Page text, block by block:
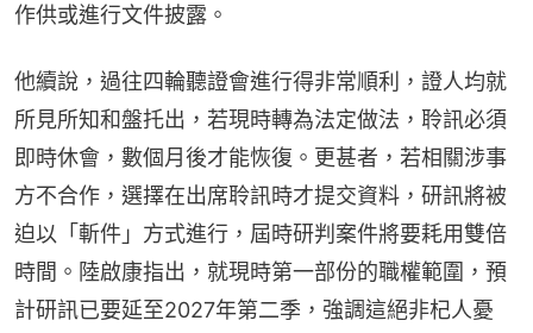
作供或進行文件披露。
他續說，過往四輪聽證會進行得非常順利，證人均就
所見所知和盤托出，若現時轉為法定做法，聆訊必須
即時休會，數個月後才能恢復。更甚者，若相關涉事
方不合作，選擇在出席聆訊時才提交資料，研訊將被
迫以「斬件」方式進行，屆時研判案件將要耗用雙倍
時間。陸啟康指出，就現時第一部份的職權範圍，預
計研訊已要延至2027年第二季，強調這絕非杞人憂